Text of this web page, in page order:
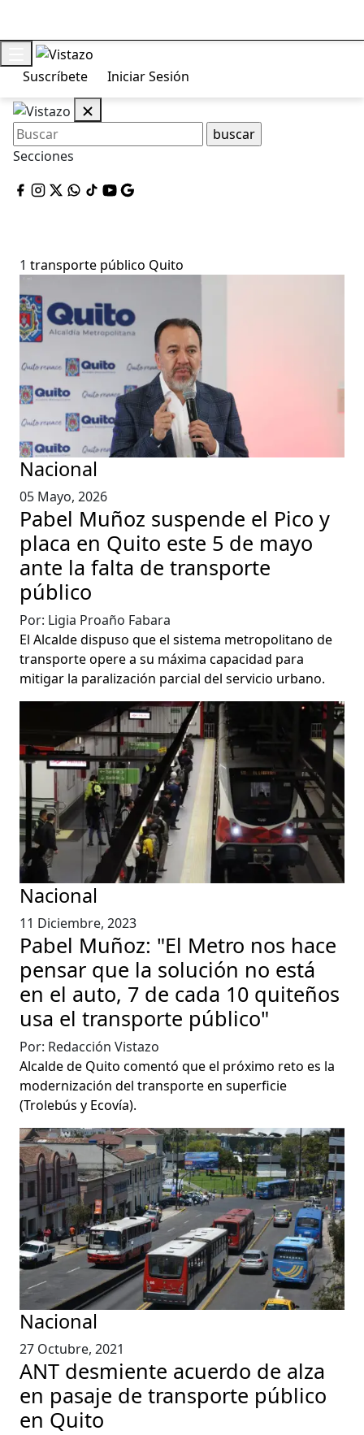
Secciones
Suscríbete Iniciar Sesión
1 transporte público Quito
Nacional
05 Mayo, 2026
Pabel Muñoz suspende el Pico y
placa en Quito este 5 de mayo
ante la falta de transporte
público
Por: Ligia Proaño Fabara
El Alcalde dispuso que el sistema metropolitano de
transporte opere a su máxima capacidad para
mitigar la paralización parcial del servicio urbano.
Nacional
11 Diciembre, 2023
Pabel Muñoz: "El Metro nos hace
pensar que la solución no está
en el auto, 7 de cada 10 quiteños
usa el transporte público"
Por: Redacción Vistazo
Alcalde de Quito comentó que el próximo reto es la
modernización del transporte en superficie
(Trolebús y Ecovía).
Nacional
27 Octubre, 2021
ANT desmiente acuerdo de alza
en pasaje de transporte público
en Quito